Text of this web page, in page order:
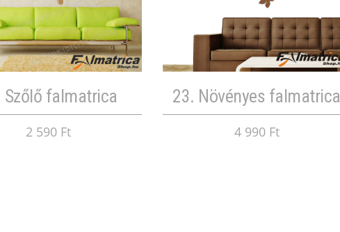
Szőlő falmatrica
2 590 Ft
23. Növényes falmatrica
4 990 Ft